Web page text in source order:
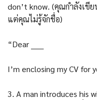
don’t know. (คุณกำลังเขี
แต่คุณไม่รู้จักชื่อ)
“Dear _____
I’m enclosing my CV for
3. A man introduces his